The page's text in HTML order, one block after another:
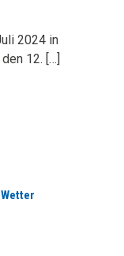
2024 in
12. […]